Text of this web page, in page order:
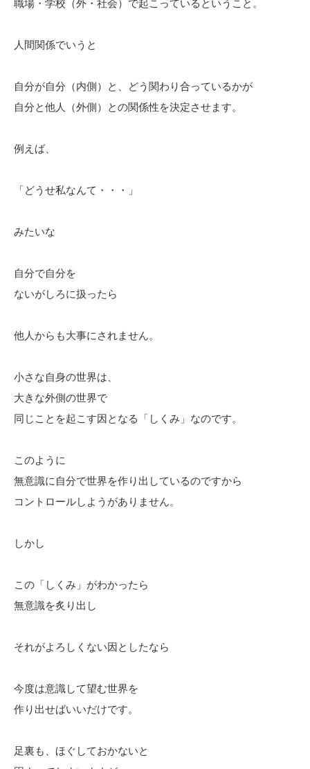
人間関係でいうと
自分が自分（内側）と、どう関わり合っているかが
自分と他人（外側）との関係性を決定させます。
例えば、
「どうせ私なんて・・・」
みたいな
自分で自分を
ないがしろに扱ったら
他人からも大事にされません。
小さな自身の世界は、
大きな外側の世界で
同じことを起こす因となる「しくみ」なのです。
このように
無意識に自分で世界を作り出しているのですから
コントロールしようがありません。
しかし
この「しくみ」がわかったら
無意識を炙り出し
それがよろしくない因としたなら
今度は意識して望む世界を
作り出せばいいだけです。
足裏も、ほぐしておかないと